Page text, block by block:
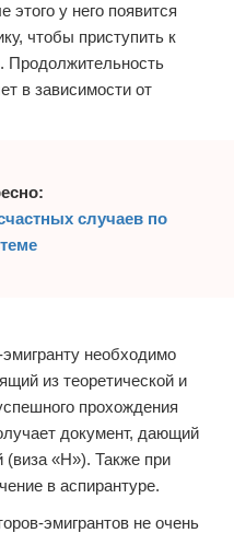
у него появится
чтобы приступить к
Продолжительность
в зависимости от
случаев по
необходимо
из теоретической и
прохождения
документ, дающий
(виза «H»). Также при
в аспирантуре.
эмигрантов не очень